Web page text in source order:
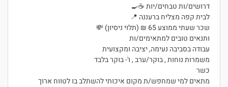
דרושים/ות טבחים/יות ☕🍳
לבית קפה מצליח ברעננה 📍
שכר שעתי ממוצע 65 ₪ (תלוי ניסיון) 💸
ותנאים טובים למתאימים/ות
עבודה בסביבה נעימה, יציבה ומקצועית
משמרות נוחות , בוקר/ערב , ו'- בוקר בלבד
כשר
מתאים למי שמחפש/ת מקום איכותי להשתלב בו לטווח ארוך